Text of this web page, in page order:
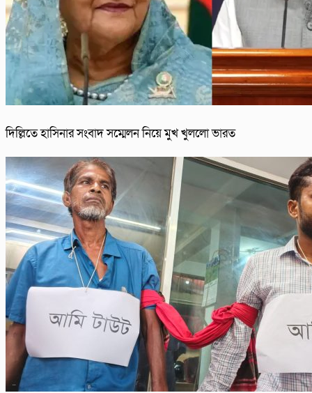
দিল্লিতে হাসিনার সংবাদ সম্মেলন নিয়ে মুখ খুললো ভারত